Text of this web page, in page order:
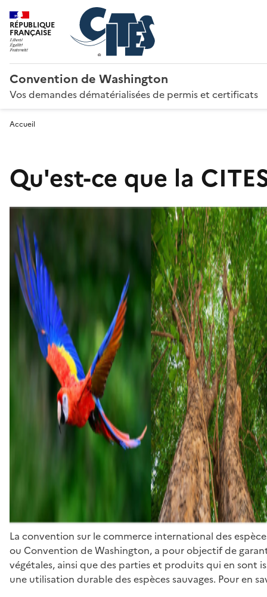
RÉPUBLIQUE
FRANÇAISE
Convention de Washington
Vos demandes dématérialisées de permis et certificats
Accueil
Qu'est-ce que la
La convention sur le commerce international des
ou Convention de Washington, a pour objectif de
végétales, ainsi que des parties et produits qui en sont
une utilisation durable des espèces sauvages. Pour en